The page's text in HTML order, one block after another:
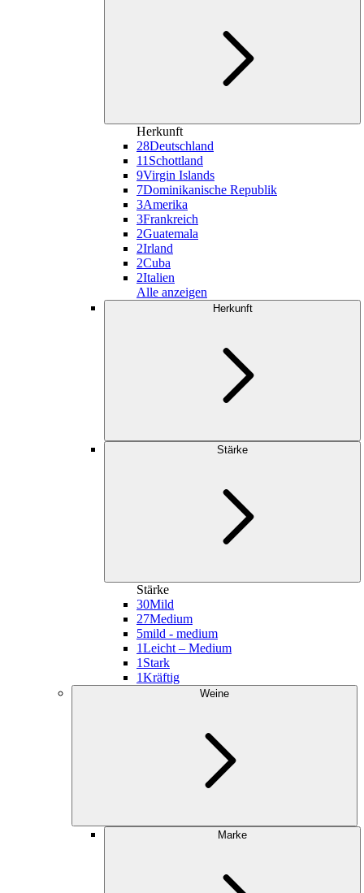
Herkunft
28Deutschland
11 Schottland
9Virgin Islands
7Dominikanische Republik
3Amerika
3Frankreich
2Guatemala
2Irland
2Cuba
2Italien
Alle anzeigen
Herkunft
Stärke
Stärke
30Mild
27Medium
5mild - medium
1Leicht – Medium
1 Stark
1Kräftig
Weine
Marke